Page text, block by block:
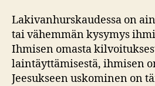
Lakivanhurskaudessa on
tai vähemmän kysymys
Ihmisen omasta
laintäyttämisestä, ihmisen
Jeesukseen uskominen on